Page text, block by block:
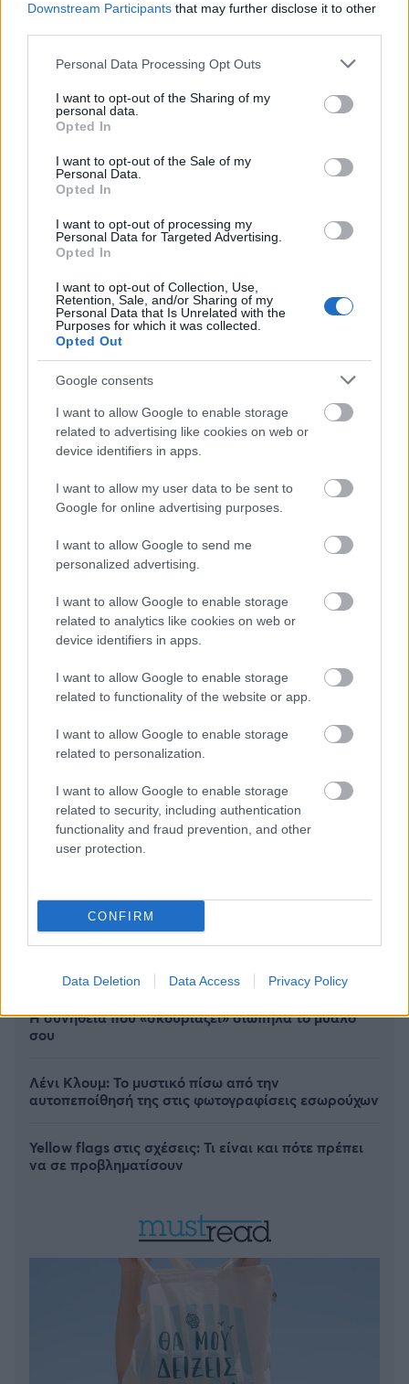
Downstream Participants that may further disclose it to other
Please note that this website/app uses one or more Google
not limited to your visit or usage behaviour. You may click to
grant or deny consent to Google and its third-party tags to
use your data for below specified purposes in below Google
consent section.
Personal Data Processing Opt Outs
I want to opt-out of the Sharing of my
personal data.
Opted In
I want to opt-out of the Sale of my
Personal Data.
Opted In
I want to opt-out of processing my
Personal Data for Targeted Advertising.
Opted In
I want to opt-out of Collection, Use,
Retention, Sale, and/or Sharing of my
Personal Data that Is Unrelated with the
Purposes for which it was collected.
Opted Out
Google consents
I want to allow Google to enable storage
related to advertising like cookies on web or
device identifiers in apps.
I want to allow my user data to be sent to
Google for online advertising purposes.
I want to allow Google to send me
personalized advertising.
I want to allow Google to enable storage
related to analytics like cookies on web or
device identifiers in apps.
I want to allow Google to enable storage
related to functionality of the website or app.
I want to allow Google to enable storage
related to personalization.
I want to allow Google to enable storage
related to security, including authentication
functionality and fraud prevention, and other
user protection.
CONFIRM
Data Deletion Data Access Privacy Policy
Τσουβέλας: «Οι φωτογραφίες αδικούν την Εύα, δεν
(vid)
Δύο ανερχόμενα νησιά που μπήκαν στο ραντάρ του
ελληνικού καλοκαιριού
15 μεγάλες σειρές που ανέβαλες καιρό και μπορείς
επιτέλους να δεις το καλοκαίρι
Η χώρα που ζει το δημογραφικό μας μέλλον
Φοιτητική Στέγη: Όσα πρέπει να ξέρετε πριν
νοικιάσετε σπίτι
«Moneymaxxing»: Δεν είναι απλά trend αλλά
τρόπος ζωής
Η συνήθεια που «σκουριάζει» σιωπηλά το μυαλό
σου
Λένι Κλουμ: Το μυστικό πίσω από την
αυτοπεποίθησή της στις φωτογραφίσεις εσωρούχων
Yellow flags στις σχέσεις: Τι είναι και πότε πρέπει
να σε προβληματίσουν